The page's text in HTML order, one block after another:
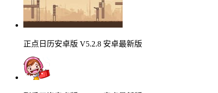
正点日历安卓版 V5.2.8 安卓最新版